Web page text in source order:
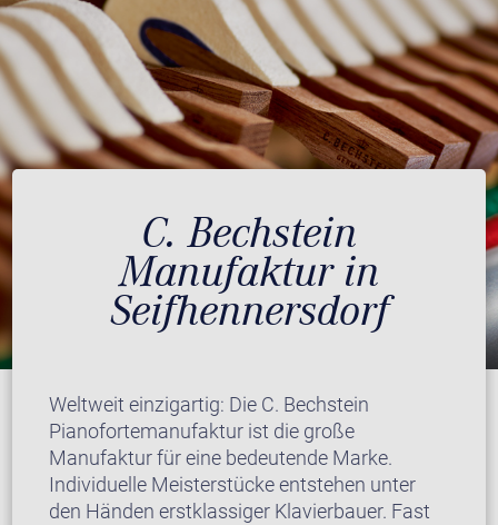
C. Bechstein
Manufaktur in
Seifhennersdorf
Weltweit einzigartig: Die C. Bechstein
Pianofortemanufaktur ist die große
Manufaktur für eine bedeutende Marke.
Individuelle Meisterstücke entstehen unter
den Händen erstklassiger Klavierbauer. Fast